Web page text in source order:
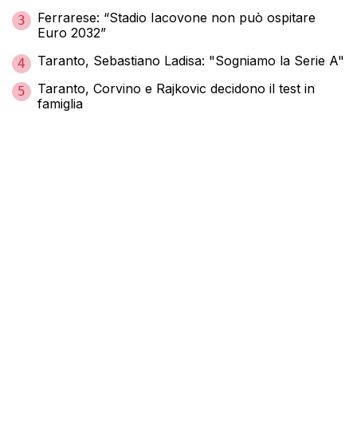
3
Ferrarese: “Stadio Iacovone non può ospitare
Euro 2032”
4 Taranto, Sebastiano Ladisa: "Sogniamo la Serie A"
5
Taranto, Corvino e Rajkovic decidono il test in
famiglia